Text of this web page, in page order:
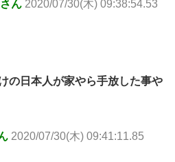
ん 2020/07/30(木) 09:38:54.53
の日本人が家やら手放した事や
2020/07/30(木) 09:41:11.85